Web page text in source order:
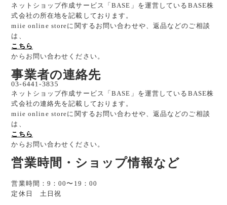
ネットショップ作成サービス「BASE」を運営しているBASE株
式会社の所在地を記載しております。
miie online storeに関するお問い合わせや、返品などのご相談
は、
こちら
からお問い合わせください。
事業者の連絡先
ネットショップ作成サービス「BASE」を運営しているBASE株
式会社の連絡先を記載しております。
miie online storeに関するお問い合わせや、返品などのご相談
は、
こちら
からお問い合わせください。
営業時間・ショップ情報など
営業時間：9：00〜19：00
定休日 土日祝